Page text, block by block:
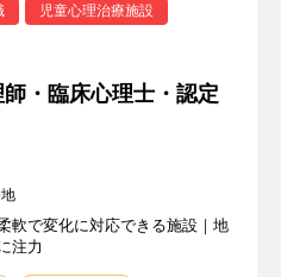
児童心理治療施設
・臨床心理士・認定
軟で変化に対応できる施設｜地
注力